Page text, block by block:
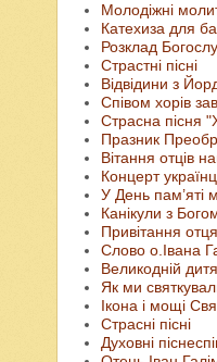
Молодіжні
Катехиза для
Розклад
Страстні пісні
Відвідини з
Співом хорів
Страсна пісня
Празник
Вітання отців
Концерт
У День пам’яті
Канікули з
Привітання
Слово о.Івана
Великодній
Як ми
Ікона і мощі
Страсні пісні
Духовні